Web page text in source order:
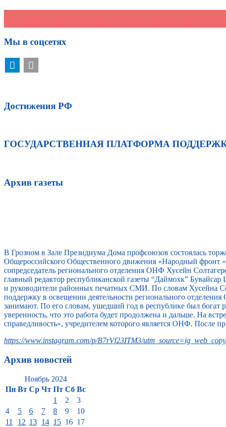
Мы в соцсетях
Достижения РФ
ГОСУДАРСТВЕННАЯ ПЛАТФОРМА
Архив газеты
В Грозном в Зале Президиума Дома профсоюзов состоялась
Общероссийского Общественного движения «Народный фронт
сопредседатель регионального отделения ОНФ Хусейн
главный редактор республиканской газеты “Даймохк”
и руководители районных печатных СМИ. По словам Хусейна
поддержку в освещении деятельности регионального
занимают. По его словам, ушедший год в республике был
уверенность, что это работа будет продолжена и дальше. На
справедливость», учредителем которого является ОНФ. После
https://www.instagram.com/p/B7rVf23ITM3/
Архив новостей
Ноябрь 2024
Пн Вт Ср Чт Пт Сб Вс
1 2
3
4
5 6 7 8 9
10
11
12 13 14 15 16 17